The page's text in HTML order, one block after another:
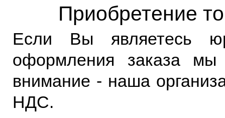
Приобретение
Если Вы являетесь
оформления заказа
внимание - наша
НДС.